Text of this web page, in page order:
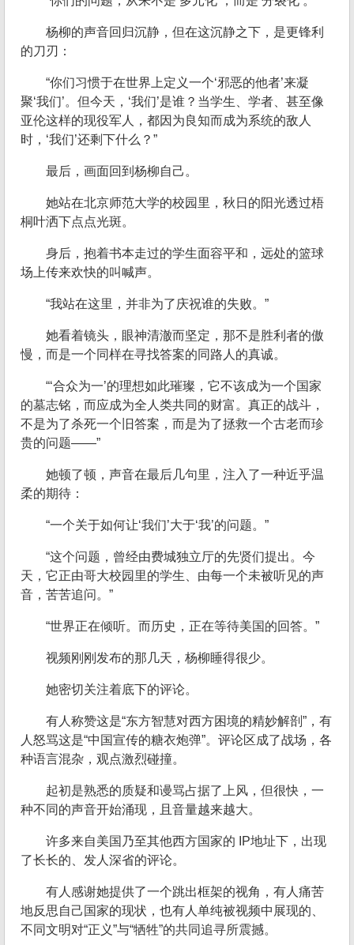
杨柳的声音回归沉静，但在这沉静之下，是更锋利
的刀刃：
“你们习惯于在世界上定义一个‘邪恶的他者’来凝
聚‘我们’。但今天，‘我们’是谁？当学生、学者、甚至像
亚伦这样的现役军人，都因为良知而成为系统的敌人
时，‘我们’还剩下什么？”
最后，画面回到杨柳自己。
她站在北京师范大学的校园里，秋日的阳光透过梧
桐叶洒下点点光斑。
身后，抱着书本走过的学生面容平和，远处的篮球
场上传来欢快的叫喊声。
“我站在这里，并非为了庆祝谁的失败。”
她看着镜头，眼神清澈而坚定，那不是胜利者的傲
慢，而是一个同样在寻找答案的同路人的真诚。
“‘合众为一’的理想如此璀璨，它不该成为一个国家
的墓志铭，而应成为全人类共同的财富。真正的战斗，
不是为了杀死一个旧答案，而是为了拯救一个古老而珍
贵的问题——”
她顿了顿，声音在最后几句里，注入了一种近乎温
柔的期待：
“一个关于如何让‘我们’大于‘我’的问题。”
“这个问题，曾经由费城独立厅的先贤们提出。今
天，它正由哥大校园里的学生、由每一个未被听见的声
音，苦苦追问。”
“世界正在倾听。而历史，正在等待美国的回答。”
视频刚刚发布的那几天，杨柳睡得很少。
她密切关注着底下的评论。
有人称赞这是“东方智慧对西方困境的精妙解剖”，有
人怒骂这是“中国宣传的糖衣炮弹”。评论区成了战场，各
种语言混杂，观点激烈碰撞。
起初是熟悉的质疑和谩骂占据了上风，但很快，一
种不同的声音开始涌现，且音量越来越大。
许多来自美国乃至其他西方国家的 IP地址下，出现
了长长的、发人深省的评论。
有人感谢她提供了一个跳出框架的视角，有人痛苦
地反思自己国家的现状，也有人单纯被视频中展现的、
不同文明对“正义”与“牺牲”的共同追寻所震撼。